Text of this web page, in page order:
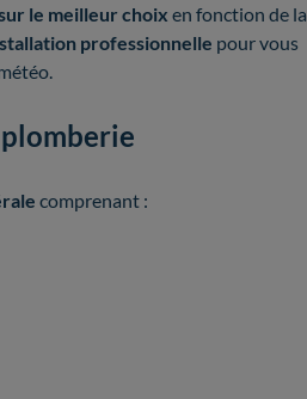
le meilleur choix en fonction de la
professionnelle pour vous
comprenant :